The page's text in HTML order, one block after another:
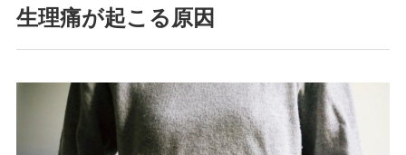
生理痛が起こる原因